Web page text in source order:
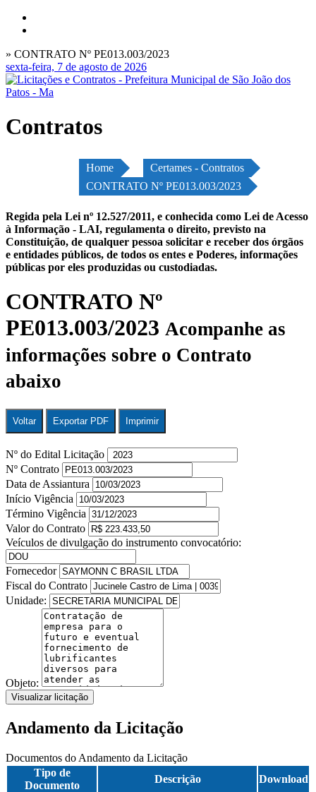
» CONTRATO Nº PE013.003/2023
sexta-feira, 7 de agosto de 2026
Contratos
Home
Certames - Contratos
CONTRATO Nº PE013.003/2023
Regida pela Lei nº 12.527/2011, e conhecida como Lei de Acesso
à Informação - LAI, regulamenta o direito, previsto na
Constituição, de qualquer pessoa solicitar e receber dos órgãos
e entidades públicos, de todos os entes e Poderes, informações
públicas por eles produzidas ou custodiadas.
CONTRATO Nº
PE013.003/2023 Acompanhe as
informações sobre o Contrato
abaixo
Voltar Exportar PDF Imprimir
Nº do Edital Licitação
Nº Contrato
Data de Assiantura
Início Vigência
Término Vigência
Valor do Contrato
Veículos de divulgação do instrumento convocatório:
Fornecedor
Fiscal do Contrato
Unidade:
Objeto:
Visualizar licitação
Andamento da Licitação
Documentos do Andamento da Licitação
Tipo de
Documento
Descrição Download